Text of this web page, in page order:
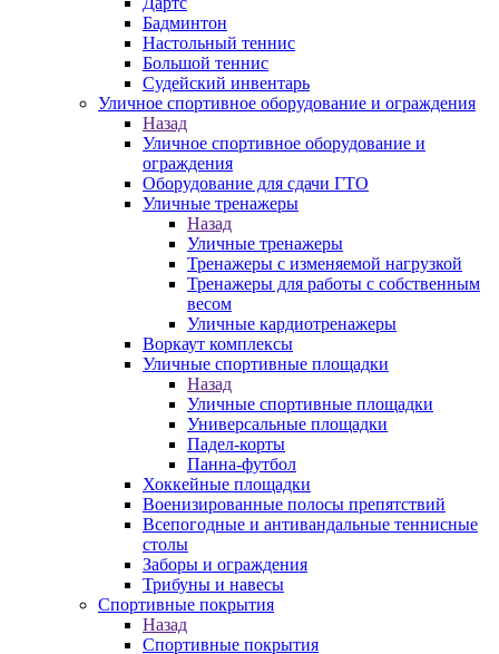
Бадминтон
Настольный теннис
Большой теннис
Судейский инвентарь
Уличное спортивное оборудование и ограждения
Назад
Уличное спортивное оборудование и
ограждения
Оборудование для сдачи ГТО
Уличные тренажеры
Назад
Уличные тренажеры
Тренажеры с изменяемой нагрузкой
Тренажеры для работы с собственным
весом
Уличные кардиотренажеры
Воркаут комплексы
Уличные спортивные площадки
Назад
Уличные спортивные площадки
Универсальные площадки
Падел-корты
Панна-футбол
Хоккейные площадки
Военизированные полосы препятствий
Всепогодные и антивандальные теннисные
столы
Заборы и ограждения
Трибуны и навесы
Спортивные покрытия
Назад
Спортивные покрытия